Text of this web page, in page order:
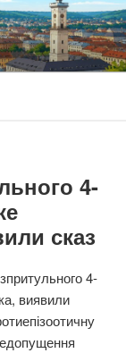
4-
сказ
4-
виявили